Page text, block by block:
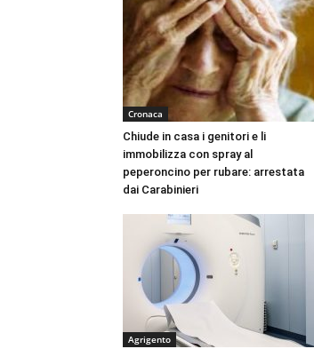
Cronaca
Chiude in casa i genitori e li
immobilizza con spray al
peperoncino per rubare: arrestata
dai Carabinieri
Agrigento